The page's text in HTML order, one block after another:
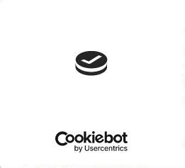
Cărți după tipologie
Cărți Dezvoltare Personală
Cărți Familie & Cuplu